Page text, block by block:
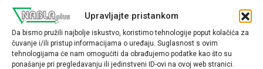
Upravljajte pristankom
Da bismo pružili najbolje iskustvo, koristimo tehnologije poput kolačića za
čuvanje i/ili pristup informacijama o uređaju. Suglasnost s ovim
tehnologijama će nam omogućiti da obrađujemo podatke kao što su
ponašanje pri pregledavanju ili jedinstveni ID-ovi na ovoj web stranici.
230-400/230
Snaga (VA)
1000